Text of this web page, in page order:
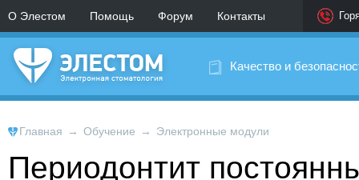
О Элестом Помощь Форум Контакты
Качество и
Главная → Обучение → Электронные модули
Периодонтит